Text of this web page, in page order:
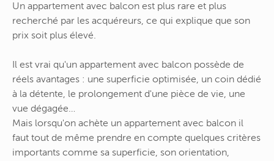
Un appartement avec balcon est plus rare et plus
recherché par les acquéreurs, ce qui explique que son
prix soit plus élevé.
Il est vrai qu'un appartement avec balcon possède de
réels avantages : une superficie optimisée, un coin dédié
à la détente, le prolongement d'une pièce de vie, une
vue dégagée…
Mais lorsqu'on achète un appartement avec balcon il
faut tout de même prendre en compte quelques critères
importants comme sa superficie, son orientation,